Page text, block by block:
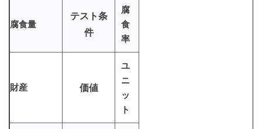
腐食量
テスト条
件
腐
食
率
財産 価値
ユ
ニ
ッ
ト